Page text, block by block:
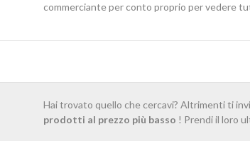
commerciante per conto proprio per vedere
Hai trovato quello che cercavi? Altrimenti ti
prodotti al prezzo più basso ! Prendi il loro